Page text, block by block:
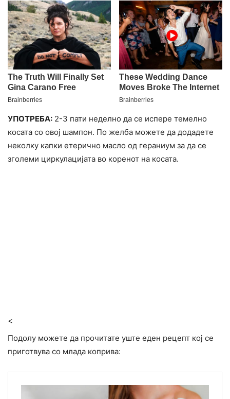
УПОТРЕБА: 2-3 пати неделно да се испере темелно
косата со овој шампон. По желба можете да додадете
неколку капки етерично масло од гераниум за да се
зголеми циркулацијата во коренот на косата.
<
Подолу можете да прочитате уште еден рецепт кој се
приготвува со млада коприва: